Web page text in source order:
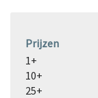
Prijzen
1+
10+
25+